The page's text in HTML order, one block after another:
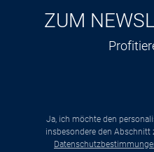
ZUM
Ja, ich möchte den
insbesondere den Abschnitt